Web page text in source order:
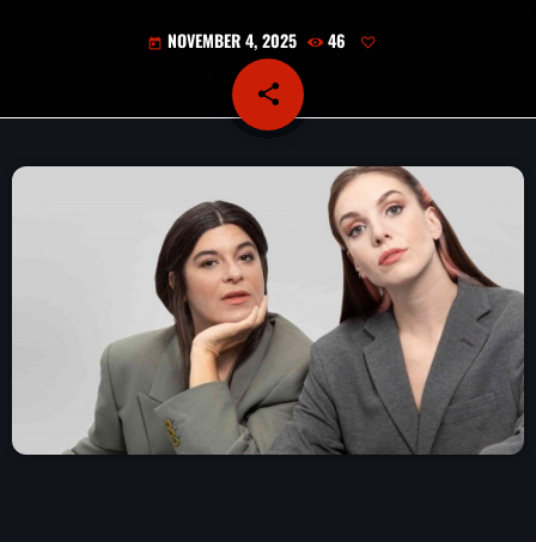
LA CAMPESINA 104.5 FM
LA CAMPESINA GEORGIA
NOTAS
today NOVEMBER 4, 2025 46
share
email